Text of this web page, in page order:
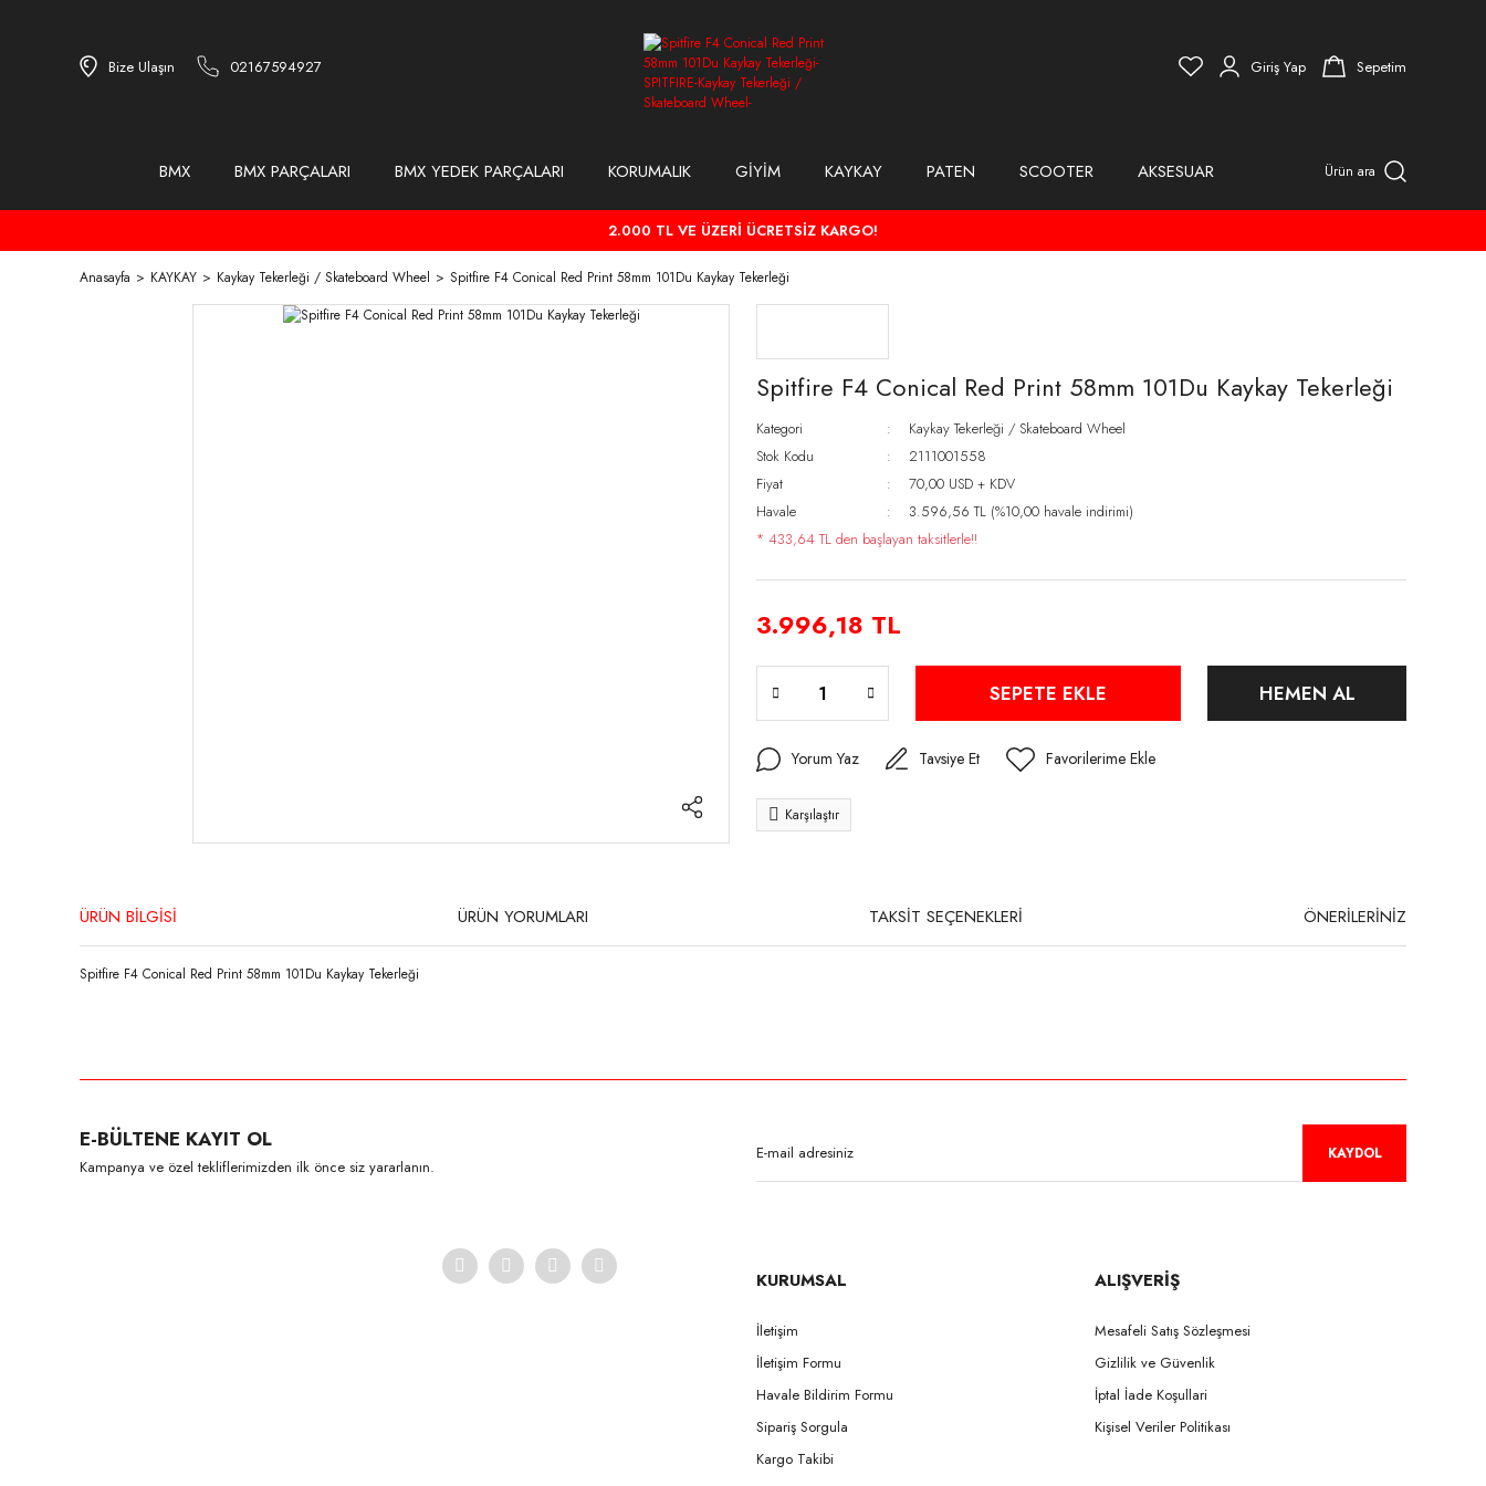
Bize Ulaşın 02167594927 Giriş Yap Sepetim
BMX BMX PARÇALARI BMX YEDEK PARÇALARI KORUMALIK GİYİM KAYKAY PATEN SCOOTER AKSESUAR Ürün ara
2.000 TL VE ÜZERİ ÜCRETSİZ KARGO!
Anasayfa KAYKAY Kaykay Tekerleği / Skateboard Wheel Spitfire F4 Conical Red Print 58mm 101Du Kaykay Tekerleği
Spitfire F4 Conical Red Print 58mm 101Du Kaykay Tekerleği
Kategori
Kaykay Tekerleği / Skateboard Wheel
Stok Kodu
2111001558
Fiyat
70,00 USD + KDV
Havale
3.596,56 TL (%10,00 havale indirimi)
* 433,64 TL den başlayan taksitlerle!!
3.996,18 TL
SEPETE EKLE HEMEN AL
Yorum Yaz Tavsiye Et
Karşılaştır
ÜRÜN BİLGİSİ ÜRÜN YORUMLARI TAKSİT SEÇENEKLERİ ÖNERİLERİNİZ
Spitfire F4 Conical Red Print 58mm 101Du Kaykay Tekerleği
Ürün açıklamasında eksik bilgiler bulunuyor.
Ürün bilgilerinde hatalar bulunuyor.
E-BÜLTENE KAYIT OL
Kampanya ve özel tekliflerimizden ilk önce siz yararlanın.
KAYDOL
KURUMSAL
İletişim
İletişim Formu
Havale Bildirim Formu
Sipariş Sorgula
Kargo Takibi
ALIŞVERİŞ
Mesafeli Satış Sözleşmesi
Gizlilik ve Güvenlik
İptal İade Koşullari
Kişisel Veriler Politikası